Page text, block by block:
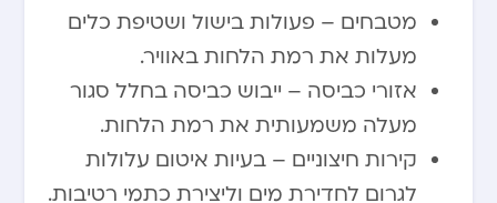
מטבחים – פעולות בישול ושטיפת כלים
מעלות את רמת הלחות באוויר.
אזורי כביסה – ייבוש כביסה בחלל סגור
מעלה משמעותית את רמת הלחות.
קירות חיצוניים – בעיות איטום עלולות
לגרום לחדירת מים וליצירת כתמי רטיבות.